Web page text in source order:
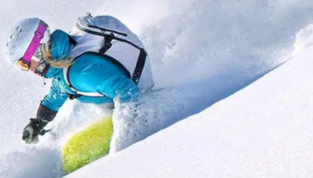
unseren Rabatt-Aktionen!